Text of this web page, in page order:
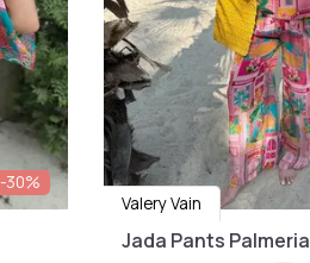
-30%
Valery Vain
Jada Pants Palmeria